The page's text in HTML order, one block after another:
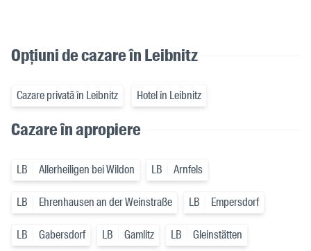
Opțiuni de cazare în Leibnitz
Cazare privată în Leibnitz Hotel în Leibnitz
Cazare în apropiere
LB Allerheiligen bei Wildon LB Arnfels
LB Ehrenhausen an der Weinstraße LB Empersdorf
LB Gabersdorf LB Gamlitz LB Gleinstätten